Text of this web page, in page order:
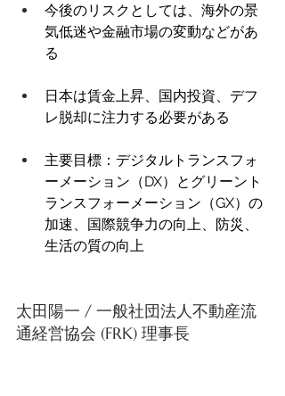
今後のリスクとしては、海外の景
気低迷や金融市場の変動などがあ
る
日本は賃金上昇、国内投資、デフ
レ脱却に注力する必要がある
主要目標：デジタルトランスフォ
ーメーション（DX）とグリーント
ランスフォーメーション（GX）の
加速、国際競争力の向上、防災、
生活の質の向上
太田陽一 / 一般社団法人不動産流
通経営協会 (FRK) 理事長